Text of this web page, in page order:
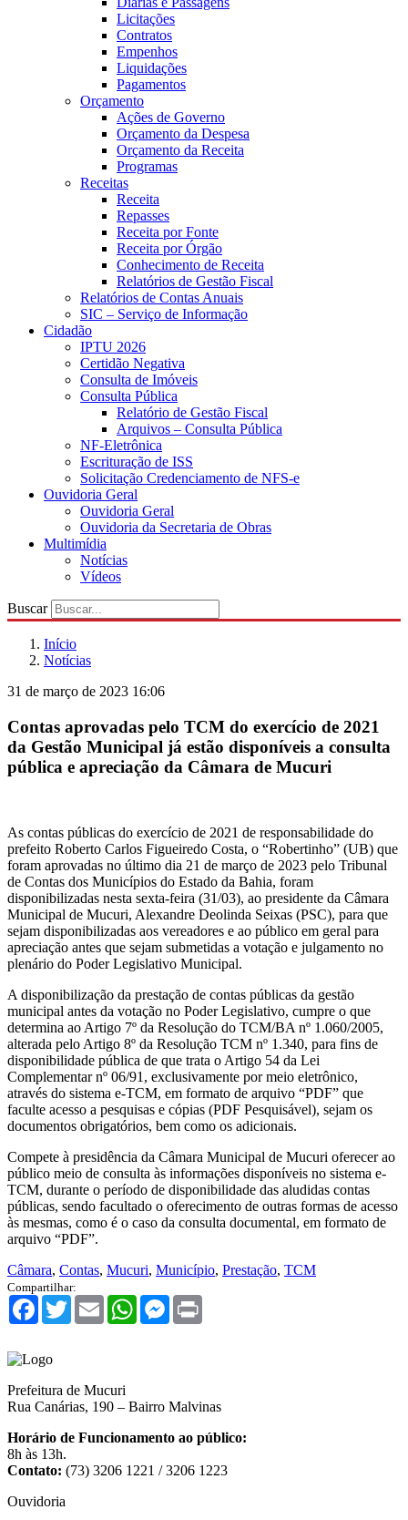
Licitações
Contratos
Empenhos
Liquidações
Pagamentos
Orçamento
Ações de Governo
Orçamento da Despesa
Orçamento da Receita
Programas
Receitas
Receita
Repasses
Receita por Fonte
Receita por Órgão
Conhecimento de Receita
Relatórios de Gestão Fiscal
Relatórios de Contas Anuais
SIC – Serviço de Informação
Cidadão
IPTU 2026
Certidão Negativa
Consulta de Imóveis
Consulta Pública
Relatório de Gestão Fiscal
Arquivos – Consulta Pública
NF-Eletrônica
Escrituração de ISS
Solicitação Credenciamento de NFS-e
Ouvidoria Geral
Ouvidoria Geral
Ouvidoria da Secretaria de Obras
Multimídia
Notícias
Vídeos
Buscar
Início
Notícias
31 de março de 2023 16:06
Contas aprovadas pelo TCM do exercício de 2021
da Gestão Municipal já estão disponíveis a consulta
pública e apreciação da Câmara de Mucuri
As contas públicas do exercício de 2021 de responsabilidade do
prefeito Roberto Carlos Figueiredo Costa, o “Robertinho” (UB) que
foram aprovadas no último dia 21 de março de 2023 pelo Tribunal
de Contas dos Municípios do Estado da Bahia, foram
disponibilizadas nesta sexta-feira (31/03), ao presidente da Câmara
Municipal de Mucuri, Alexandre Deolinda Seixas (PSC), para que
sejam disponibilizadas aos vereadores e ao público em geral para
apreciação antes que sejam submetidas a votação e julgamento no
plenário do Poder Legislativo Municipal.
A disponibilização da prestação de contas públicas da gestão
municipal antes da votação no Poder Legislativo, cumpre o que
determina ao Artigo 7º da Resolução do TCM/BA nº 1.060/2005,
alterada pelo Artigo 8º da Resolução TCM nº 1.340, para fins de
disponibilidade pública de que trata o Artigo 54 da Lei
Complementar nº 06/91, exclusivamente por meio eletrônico,
através do sistema e-TCM, em formato de arquivo “PDF” que
faculte acesso a pesquisas e cópias (PDF Pesquisável), sejam os
documentos obrigatórios, bem como os adicionais.
Compete à presidência da Câmara Municipal de Mucuri oferecer ao
público meio de consulta às informações disponíveis no sistema e-
TCM, durante o período de disponibilidade das aludidas contas
públicas, sendo facultado o oferecimento de outras formas de acesso
às mesmas, como é o caso da consulta documental, em formato de
arquivo “PDF”.
Câmara, Contas, Mucuri, Município, Prestação, TCM
Compartilhar:
Facebook
TwitterEmail WhatsAppMessenger
Prefeitura de Mucuri
Rua Canárias, 190 – Bairro Malvinas
Horário de Funcionamento ao público:
8h às 13h.
Contato: (73) 3206 1221 / 3206 1223
Ouvidoria